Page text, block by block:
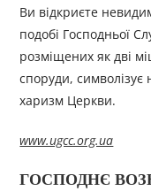
Ви відкриєте
подобі Господньої
розміщених як дві
споруди, символізує
харизм Церкви.
www.ugcc.org.ua
ГОСПОДНЄ